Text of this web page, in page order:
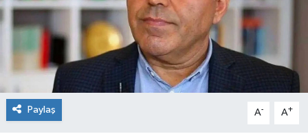
Paylaş A- A+